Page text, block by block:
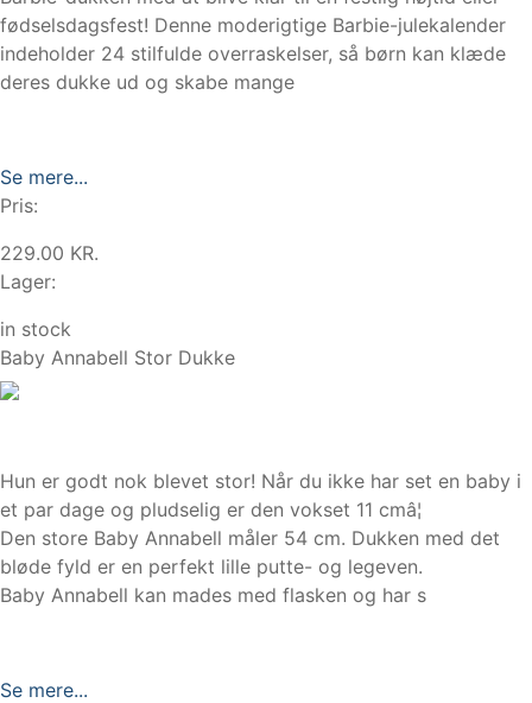
fødselsdagsfest! Denne moderigtige Barbie-julekalender
indeholder 24 stilfulde overraskelser, så børn kan klæde
deres dukke ud og skabe mange
Se mere...
Pris:
229.00 KR.
Lager:
in stock
Baby Annabell Stor Dukke
Hun er godt nok blevet stor! Når du ikke har set en baby i
et par dage og pludselig er den vokset 11 cmâ¦
Den store Baby Annabell måler 54 cm. Dukken med det
bløde fyld er en perfekt lille putte- og legeven.
Baby Annabell kan mades med flasken og har s
Se mere...